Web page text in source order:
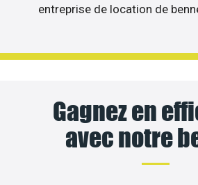
entreprise de location de
Gagnez en
avec notre